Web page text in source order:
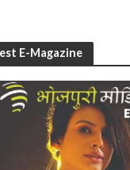
E-Magazine